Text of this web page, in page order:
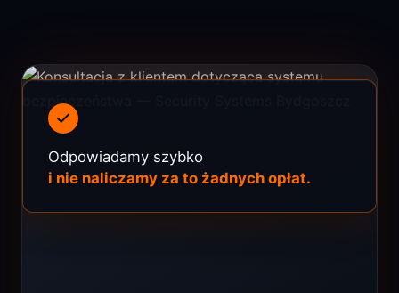
Odpowiadamy szybko
i nie naliczamy za to żadnych opłat.